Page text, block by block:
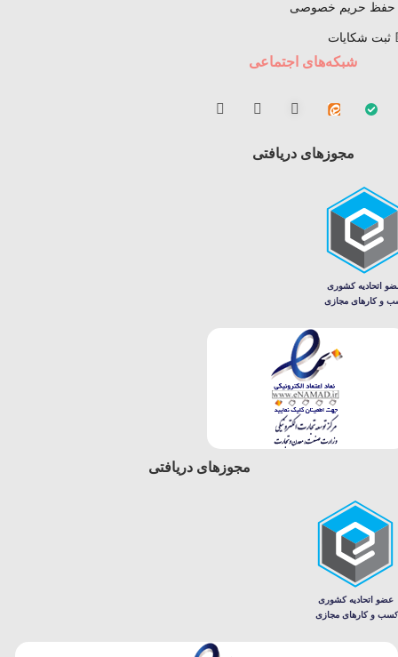
حفظ حریم خصوصی
ثبت شکایات
شبکه‌های اجتماعی
مجوزهای دریافتی
مجوزهای دریافتی